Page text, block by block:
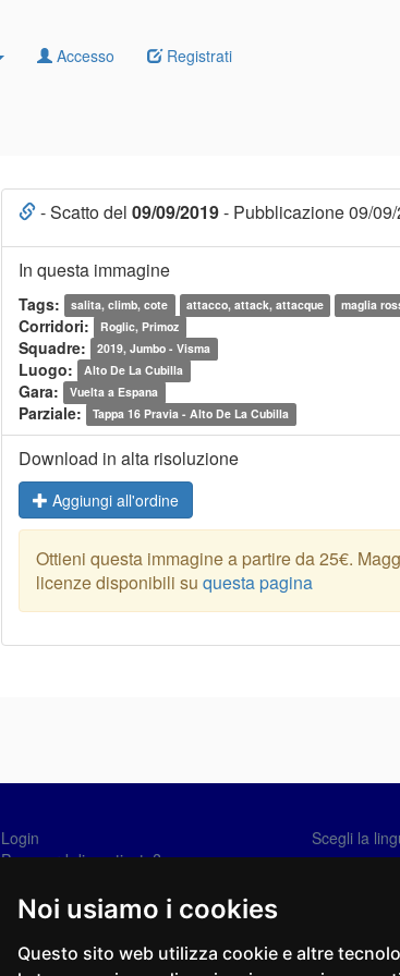
Noi usiamo i cookies
Questo sito web utilizza cookie e altre
Accesso Registrati
- Scatto del 09/09/2019- Pubblicazione 09/
In questa immagine
Tags: salita, climb, cote attacco, attack, attacque maglia
Corridori: Roglic, Primoz
Squadre: 2019, Jumbo - Visma
Luogo: Alto De La Cubilla
Gara: Vuelta a Espana
Parziale: Tappa 16 Pravia - Alto De La Cubilla
Download in alta risoluzione
Aggiungi all'ordine
Ottieni questa immagine a partire da 25€.
licenze disponibili su questa pagina
Login
Password dimenticata?
Scegli la
Social